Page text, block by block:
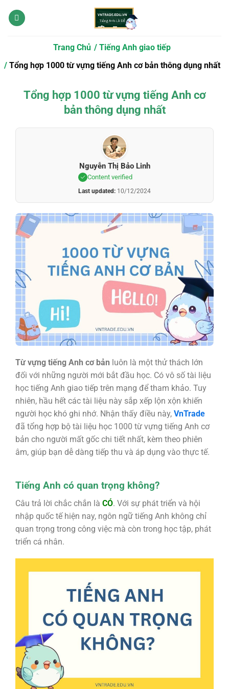
qua
Trang Chủ
Tiếng Anh giao tiếp
Tổng hợp 1000 từ vựng tiếng Anh cơ bản thông dụng nhất
Tổng hợp 1000 từ vựng tiếng Anh cơ
bản thông dụng nhất
Nguyễn Thị Bảo Linh
Content verified
Last updated: 10/12/2024
Từ vựng tiếng Anh cơ bản luôn là một thử thách lớn
đối với những người mới bắt đầu học. Có vô số tài liệu
học tiếng Anh giao tiếp trên mạng để tham khảo. Tuy
nhiên, hầu hết các tài liệu này sắp xếp lộn xộn khiến
người học khó ghi nhớ. Nhận thấy điều này, VnTrade
đã tổng hợp bộ tài liệu học 1000 từ vựng tiếng Anh cơ
bản cho người mất gốc chi tiết nhất, kèm theo phiên
âm, giúp bạn dễ dàng tiếp thu và áp dụng vào thực tế.
Tiếng Anh có quan trọng không?
Câu trả lời chắc chắn là CÓ. Với sự phát triển và hội
nhập quốc tế hiện nay, ngôn ngữ tiếng Anh không chỉ
quan trọng trong công việc mà còn trong học tập, phát
triển cá nhân.